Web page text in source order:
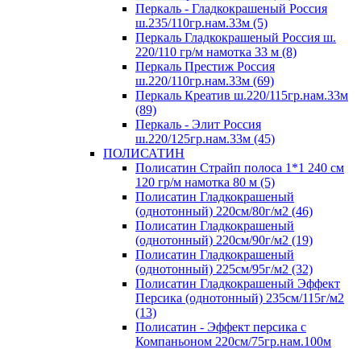
Перкаль - Гладкокрашеный Россия
ш.235/110гр.нам.33м (5)
Перкаль Гладкокрашеный Россия ш.
220/110 гр/м намотка 33 м (8)
Перкаль Престиж Россия
ш.220/110гр.нам.33м (69)
Перкаль Креатив ш.220/115гр.нам.33м
(89)
Перкаль - Элит Россия
ш.220/125гр.нам.33м (45)
ПОЛИСАТИН
Полисатин Страйп полоса 1*1 240 см
120 гр/м намотка 80 м (5)
Полисатин Гладкокрашеный
(однотонный) 220см/80г/м2 (46)
Полисатин Гладкокрашеный
(однотонный) 220см/90г/м2 (19)
Полисатин Гладкокрашеный
(однотонный) 225см/95г/м2 (32)
Полисатин Гладкокрашеный Эффект
Персика (однотонный) 235см/115г/м2
(13)
Полисатин - Эффект персика с
Компаньоном 220см/75гр.нам.100м